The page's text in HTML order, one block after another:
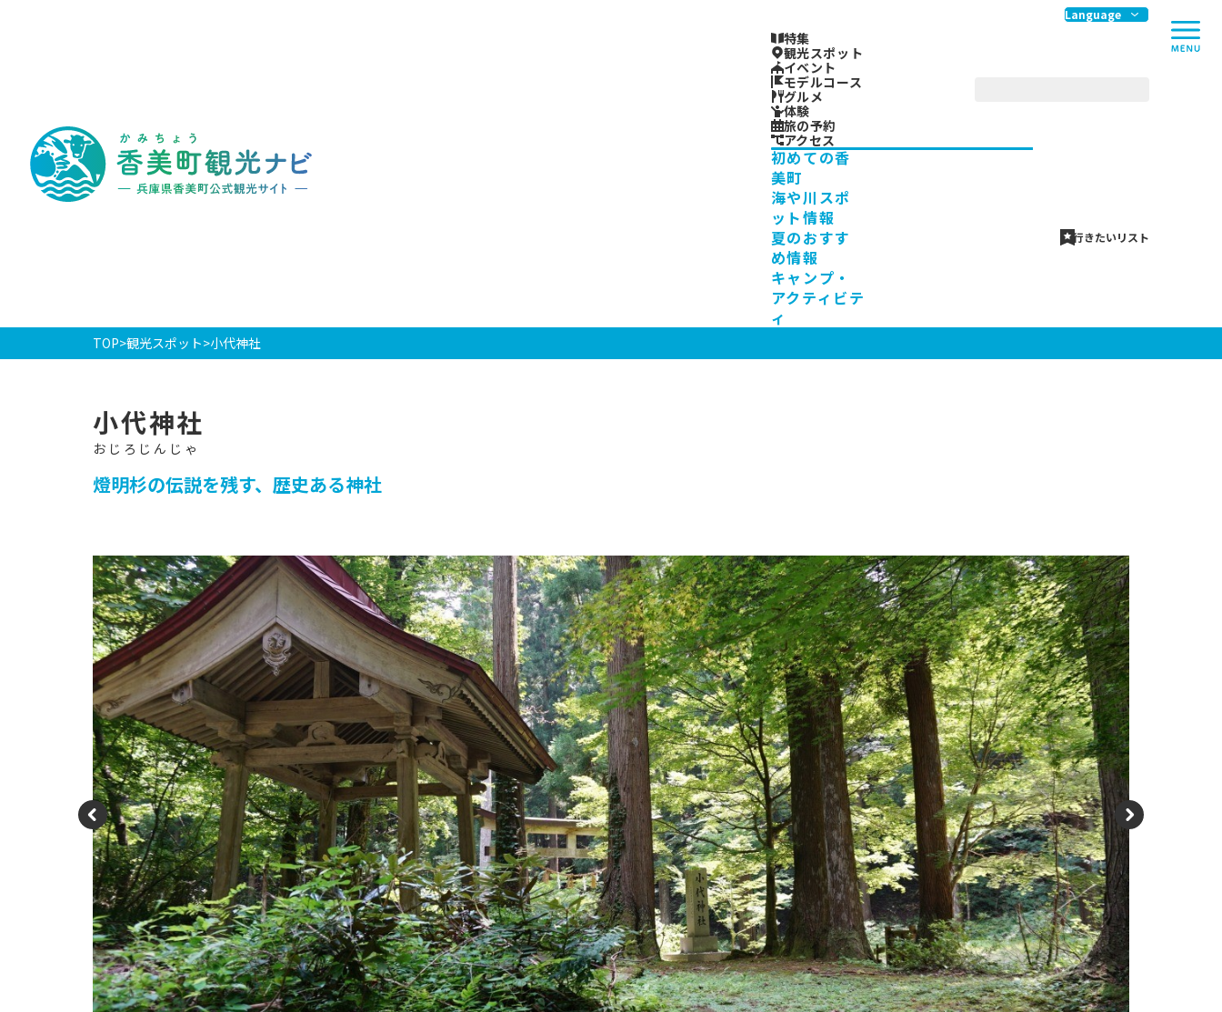
香
美
町
観
光
美
町
公
式
観
光
サ
Language
行きたいリスト
特集
観光スポット
イベント
モデルコース
グルメ
体験
旅の予約
アクセス
初めての香
美町
海や川スポ
ット情報
夏のおすす
め情報
キャンプ・
アクティビテ
ィ
TOP 観光スポット 小代神社
小代神社
燈明杉の伝説を残す、歴史ある神社
P
re
vi
o
u
s
N
e
xt